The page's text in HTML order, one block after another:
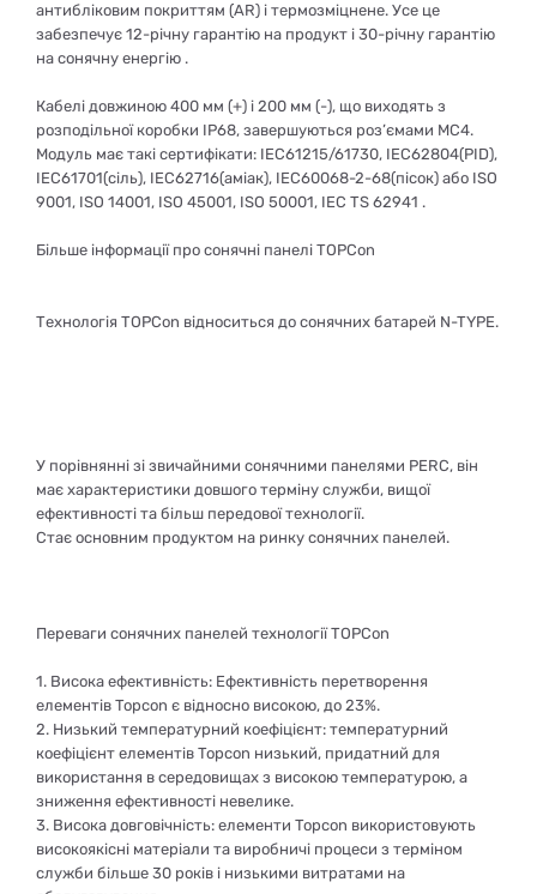
антибліковим покриттям (AR) і термозміцнене. Усе це
забезпечує 12-річну гарантію на продукт і 30-річну гарантію
на сонячну енергію .
Кабелі довжиною 400 мм (+) і 200 мм (-), що виходять з
розподільної коробки IP68, завершуються роз’ємами MC4.
Модуль має такі сертифікати: IEC61215/61730, IEC62804(PID),
IEC61701(сіль), IEC62716(аміак), IEC60068-2-68(пісок) або ISO
9001, ISO 14001, ISO 45001, ISO 50001, IEC TS 62941 .
Більше інформації про сонячні панелі TOPCon
Технологія TOPCon відноситься до сонячних батарей N-TYPE.
У порівнянні зі звичайними сонячними панелями PERC, він
має характеристики довшого терміну служби, вищої
ефективності та більш передової технології.
Стає основним продуктом на ринку сонячних панелей.
Переваги сонячних панелей технології TOPCon
1. Висока ефективність: Ефективність перетворення
елементів Topcon є відносно високою, до 23%.
2. Низький температурний коефіцієнт: температурний
коефіцієнт елементів Topcon низький, придатний для
використання в середовищах з високою температурою, а
зниження ефективності невелике.
3. Висока довговічність: елементи Topcon використовують
високоякісні матеріали та виробничі процеси з терміном
служби більше 30 років і низькими витратами на